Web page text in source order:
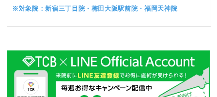
※対象院：新宿三丁目院・梅田大阪駅前院・福岡天神院